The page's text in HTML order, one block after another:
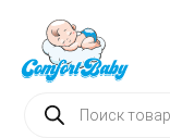
Поиск
товаров